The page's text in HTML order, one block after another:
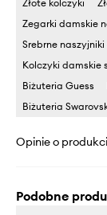
Złote kolczyki
Zegarki damskie
Srebrne
Kolczyki damskie
Biżuteria Guess
Biżuteria
Opinie o
Podobne